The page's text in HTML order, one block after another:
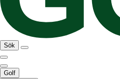
Sök
Golf